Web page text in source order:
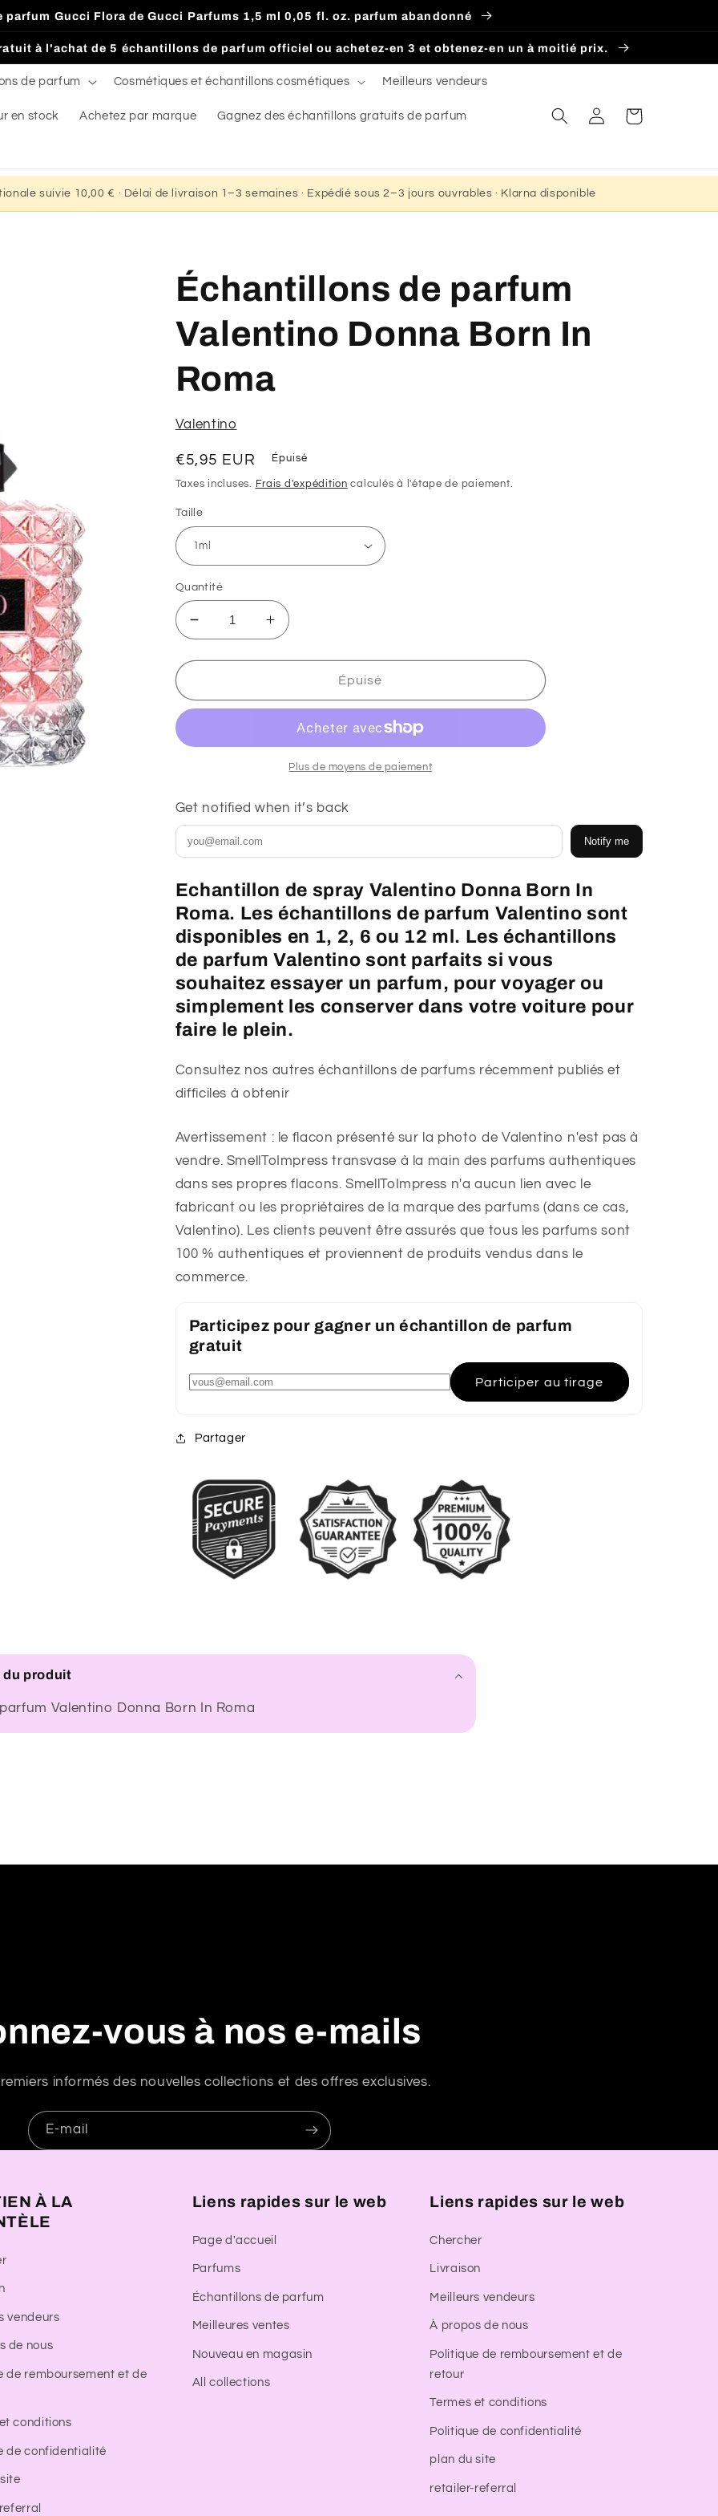
Gucci Flora de Gucci Parfums 1,5 ml 0,05 fl. oz. parfum abandonné
à l'achat de 5 échantillons de parfum officiel ou achetez-en 3 et obtenez-en un à moitié prix.
de parfum Cosmétiques et échantillons cosmétiques Meilleurs vendeurs
en stock Achetez par marque Gagnez des échantillons gratuits de parfum ConnexionPanier
suivie 10,00 € · Délai de livraison 1–3 semaines · Expédié sous 2–3 jours ouvrables · Klarna disponible
Échantillons de parfum
Valentino Donna Born In
Roma
Valentino
Prix
habituel
€5,95 EUR Épuisé
Taxes incluses. Frais d'expédition calculés à l'étape de paiement.
Taille
Quantité
Réduire
la
quantité
Échantillons
Valentino
In
Roma
Augmenter
la
quantité
Échantillons
parfum
Valentino
Donna
In
Roma
Épuisé
Plus de moyens de paiement
Get notified when it’s back
Notify me
Echantillon de spray Valentino Donna Born In
Roma. Les échantillons de parfum Valentino sont
disponibles en 1, 2, 6 ou 12 ml. Les échantillons
de parfum Valentino sont parfaits si vous
souhaitez essayer un parfum, pour voyager ou
simplement les conserver dans votre voiture pour
faire le plein.
Consultez nos autres échantillons de parfums récemment publiés et
difficiles à obtenir
Avertissement : le flacon présenté sur la photo de Valentino n'est pas à
vendre. SmellToImpress transvase à la main des parfums authentiques
dans ses propres flacons. SmellToImpress n'a aucun lien avec le
fabricant ou les propriétaires de la marque des parfums (dans ce cas,
Valentino). Les clients peuvent être assurés que tous les parfums sont
100 % authentiques et proviennent de produits vendus dans le
commerce.
Participez pour gagner un échantillon de parfum
gratuit
Participer au tirage
Partager
produit
Valentino Donna Born In Roma
vous à nos e-mails
informés des nouvelles collections et des offres exclusives.
E-mail
À LA
vendeurs
de nous
de remboursement et de
conditions
de confidentialité
Liens rapides sur le web
Page d'accueil
Parfums
Échantillons de parfum
Meilleures ventes
Nouveau en magasin
All collections
Liens rapides sur le web
Chercher
Livraison
Meilleurs vendeurs
À propos de nous
Politique de remboursement et de
retour
Termes et conditions
Politique de confidentialité
plan du site
retailer-referral